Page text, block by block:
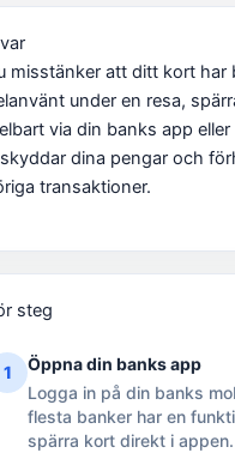
misstänker att ditt kort har
under en resa,
via din banks app
dina pengar och
transaktioner.
steg
1
Öppna din banks app
Logga in på din banks
flesta banker har en
spärra kort direkt i appen.